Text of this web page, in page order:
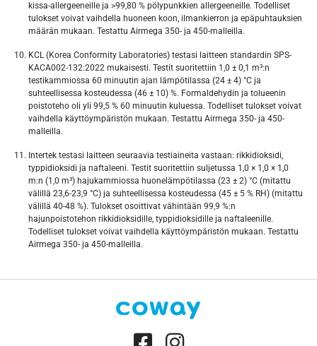
kissa-allergeeneille ja >99,80 % pölypunkkien allergeeneille. Todelliset
tulokset voivat vaihdella huoneen koon, ilmankierron ja epäpuhtauksien
määrän mukaan. Testattu Airmega 350- ja 450-malleilla.
KCL (Korea Conformity Laboratories) testasi laitteen standardin SPS-
KACA002-132:2022 mukaisesti. Testit suoritettiin 1,0 ± 0,1 m³:n
testikammiossa 60 minuutin ajan lämpötilassa (24 ± 4) °C ja
suhteellisessa kosteudessa (46 ± 10) %. Formaldehydin ja tolueenin
poistoteho oli yli 99,5 % 60 minuutin kuluessa. Todelliset tulokset voivat
vaihdella käyttöympäristön mukaan. Testattu Airmega 350- ja 450-
malleilla.
Intertek testasi laitteen seuraavia testiaineita vastaan: rikkidioksidi,
typpidioksidi ja naftaleeni. Testit suoritettiin suljetussa 1,0 × 1,0 × 1,0
m:n (1,0 m³) hajukammiossa huonelämpötilassa (23 ± 2) °C (mitattu
välillä 23,6-23,9 °C) ja suhteellisessa kosteudessa (45 ± 5 % RH) (mitattu
välillä 40-48 %). Tulokset osoittivat vähintään 99,9 %:n
hajunpoistotehon rikkidioksidille, typpidioksidille ja naftaleenille.
Todelliset tulokset voivat vaihdella käyttöympäristön mukaan. Testattu
Airmega 350- ja 450-malleilla.